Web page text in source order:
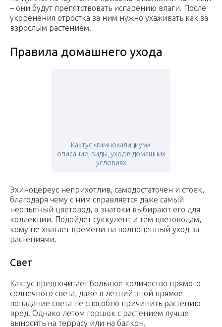
– они будут препятствовать испарению влаги. После
укоренения отростка за ним нужно ухаживать как за
взрослым растением.
Правила домашнего ухода
Кактус «гимнокалициум»:
описание, виды, уход в домашних
условиях
Эхиноцереус неприхотлив, самодостаточен и стоек,
благодаря чему с ним справляется даже самый
неопытный цветовод, а знатоки выбирают его для
коллекции. Подойдёт суккулент и тем цветоводам,
кому не хватает времени на полноценный уход за
растениями.
Свет
Кактус предпочитает большое количество прямого
солнечного света, даже в летний зной прямое
попадание света не способно причинить растению
вред. Однако летом горшок с растением лучше
выносить на террасу или на балкон.